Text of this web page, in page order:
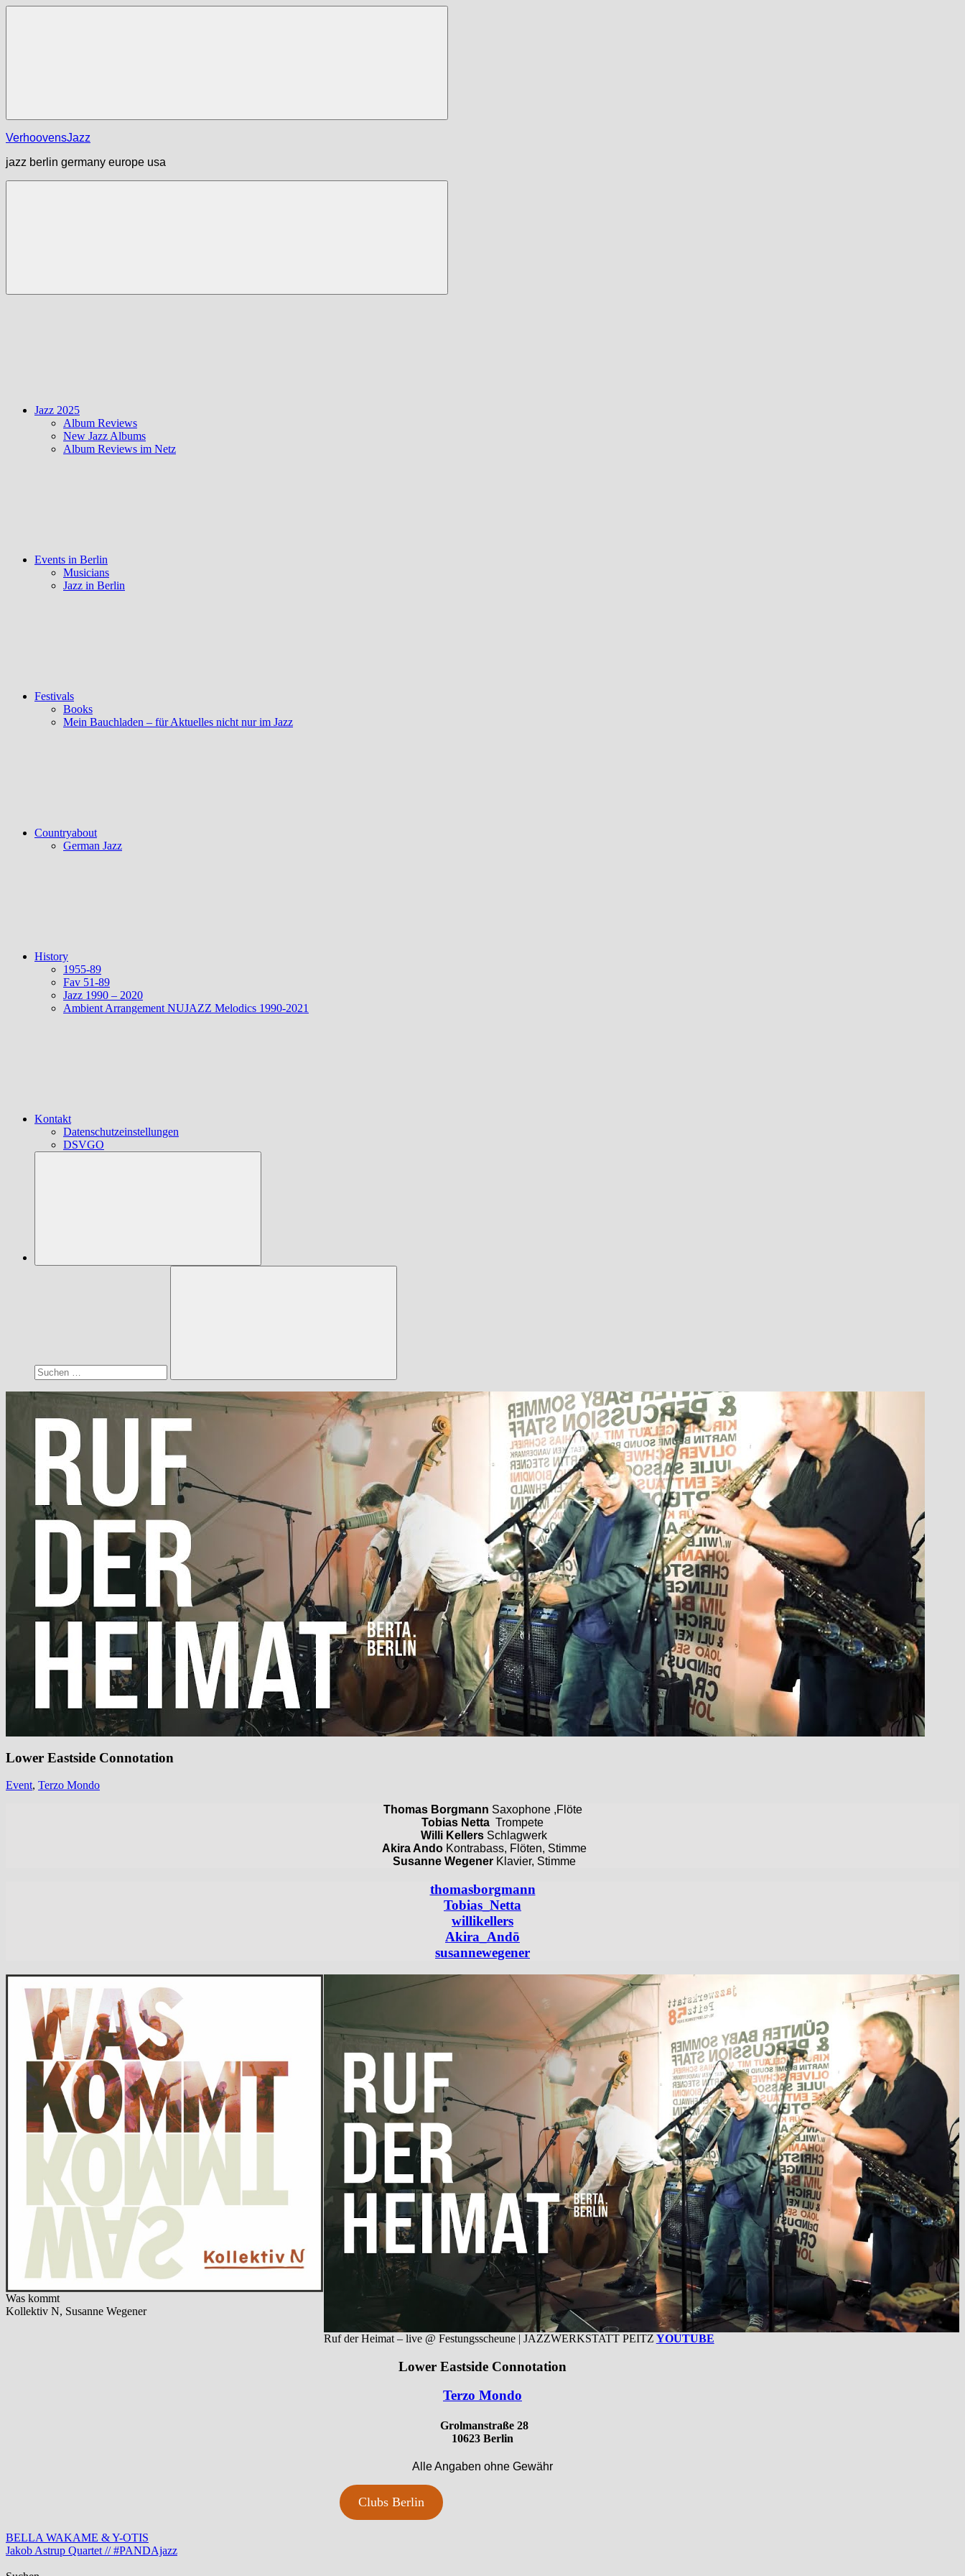
Zum
Menü
VerhoovensJazz
jazz berlin germany europe usa
Menü
Jazz 2025
Album Reviews
New Jazz Albums
Album Reviews im Netz
Events in Berlin
Musicians
Jazz in Berlin
Festivals
Books
Mein Bauchladen – für Aktuelles nicht nur im Jazz
Countryabout
German Jazz
History
1955-89
Fav 51-89
Jazz 1990 – 2020
Ambient Arrangement NUJAZZ Melodics 1990-2021
Kontakt
Datenschutzeinstellungen
DSVGO
Suchen
Lower Eastside Connotation
Event, Terzo Mondo
Thomas Borgmann Saxophone ,Flöte
Tobias Netta Trompete
Willi Kellers Schlagwerk
Akira AndoKontrabass, Flöten, Stimme
Susanne WegenerKlavier, Stimme
thomasborgmann
Tobias_Netta
willikellers
Akira_Andō
susannewegener
Was kommt
Kollektiv N, Susanne Wegener
Ruf der Heimat – live @ Festungsscheune | JAZZWERKSTATT PEITZ YOUTUBE
Lower Eastside Connotation
Terzo Mondo
Grolmanstraße 28
10623 Berlin
Alle Angaben ohne Gewähr
Clubs Berlin
Beitragsnavigation
Vorheriger
Beitrag:
BELLA WAKAME & Y-OTIS
Nächster
Jakob Astrup Quartet // #PANDAjazz